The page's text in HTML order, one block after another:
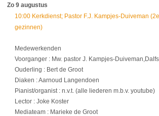
Zo 9 augustus
10:00 Kerkdienst; Pastor F.J. Kampjes-Duiveman
gezinnen)
Medewerkenden
Voorganger : Mw. pastor J. Kampjes-
Ouderling : Bert de Groot
Diaken : Aarnoud Langendoen
Pianist/organist : n.v.t. (alle liederen m.b.v. youtube)
Lector : Joke Koster
Mediateam : Marieke de Groot